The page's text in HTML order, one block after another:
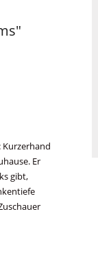
Kurzerhand
Er
gibt,